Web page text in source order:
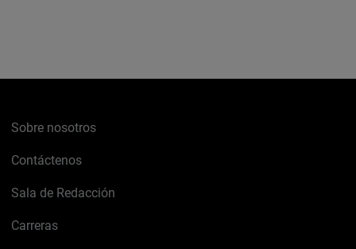
Sobre nosotros
Contáctenos
Sala de Redacción
Carreras